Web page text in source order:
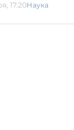
17:20Наука